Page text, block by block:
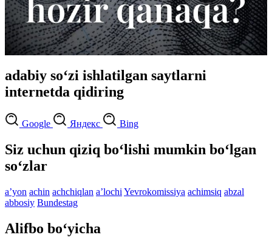
adabiy so‘zi ishlatilgan saytlarni
internetda qidiring
Google Яндекс Bing
Siz uchun qiziq bo‘lishi mumkin bo‘lgan
so‘zlar
aʼyon achin achchiqlan aʼlochi Yevrokomissiya achimsiq abzal
abbosiy Bundestag
Alifbo bo‘yicha